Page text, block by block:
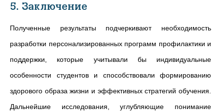
5. Заключение
Полученные результаты подчеркивают необходимость
разработки персонализированных программ профилактики и
поддержки, которые учитывали бы индивидуальные
особенности студентов и способствовали формированию
здорового образа жизни и эффективных стратегий обучения.
Дальнейшие исследования, углубляющие понимание